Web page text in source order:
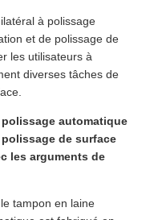
à polissage
et de polissage de
les utilisateurs à
diverses tâches de
automatique
de surface
les arguments de
tampon en laine